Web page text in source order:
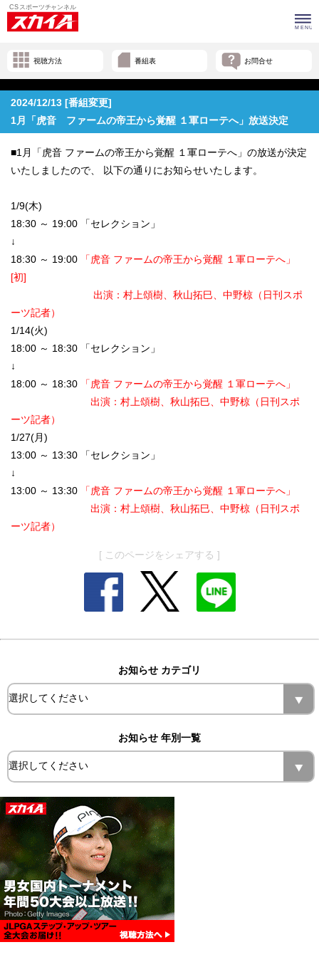
視聴方法 番組表 お問合せ
2024/12/13 [番組変更]
1月「虎音 ファームの帝王から覚醒 １軍ローテへ」放送決定
■1月「虎音 ファームの帝王から覚醒 １軍ローテへ」の放送が決定
いたしましたので、 以下の通りにお知らせいたします。
1/9(木)
18:30 ～ 19:00 「セレクション」
↓
18:30 ～ 19:00
「虎音 ファームの帝王から覚醒 １軍ローテへ」
[初]
出演：村上頌樹、秋山拓巳、中野椋（日刊スポ
ーツ記者）
1/14(火)
18:00 ～ 18:30 「セレクション」
↓
18:00 ～ 18:30
「虎音 ファームの帝王から覚醒 １軍ローテへ」
出演：村上頌樹、秋山拓巳、中野椋（日刊スポ
ーツ記者）
1/27(月)
13:00 ～ 13:30 「セレクション」
↓
13:00 ～ 13:30
「虎音 ファームの帝王から覚醒 １軍ローテへ」
出演：村上頌樹、秋山拓巳、中野椋（日刊スポ
ーツ記者）
[ このページをシェアする ]
お知らせ カテゴリ
お知らせ 年別一覧